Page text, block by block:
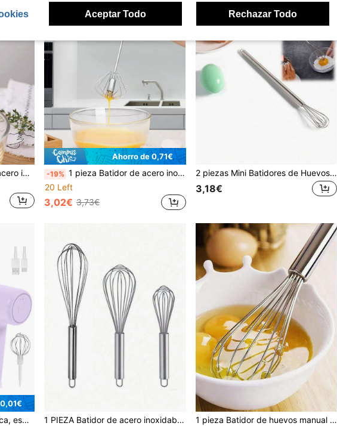
1 pieza Batidor manual de acero inoxidable, mini batidor para hornear, adecuado para el hogar, huevos, cocina, utensilios de cocina, alimentos, decoración, fiesta, camping, almacenamiento, playa, viaje, vacaciones
Ahorro de 0,71€
-19% 1 pieza Batidor de acero inoxidable de 10 pulgadas, batidor rotatorio de empuje manual, fabricante de espuma multifunción, batidor de mano para batir, batir y mezclar
20 Left
3,02€ 3,73€
2 piezas Mini Batidores de Huevos - 7/9 Pulgadas Batidores de Mano de Acero Inoxidable, Ideales para Hornear, Cocinar, Mezclar Harina, Masa de Pastel y Huevos, Compactos y Duraderos, Adecuados para Cocina Doméstica, Entusiastas de la Repostería y Espacios Pequeños
3,18€
Batidora eléctrica inalámbrica, espumador de leche doméstico pequeño, batidor para hornear, batidor de huevos de mano para cocina, batidora, regalo del Día de la Madre
1 PIEZA Batidor de acero inoxidable, Mezclador, Concentrador, Mezclador de cocina, Herramienta para pasteles, Batidor de huevos, Batidor de crema, Batidor de cocina mejorado, Perfecto para hornear, cocinar, mezclar harina, masa de pastel y huevos. Adecuado para mezclar, batir, revolver y batir. Ideal para cocina del hogar, entusiastas de la repostería y uso en espacios pequeños. Herramientas de repostería, Accesorios de cocina, Suministros de cocina del hogar.
1 pieza Batidor de huevos manual de acero inoxidable, mango ergonómico antideslizante a prueba de óxido, adecuado para mezclar huevos, crema, masa, repostería, salsa, lavable y fácil de limpiar, adecuado para hornear, cocinar, desayuno, cocina del hogar, dormitorio, apartamento, panadería, cafetería, camping, RV, adecuado como regalo para mujeres, panaderos caseros, chefs, uso diario, cumpleaños, Navidad, Día de la Madre y otras festividades
Aceptar Todo Rechazar Todo